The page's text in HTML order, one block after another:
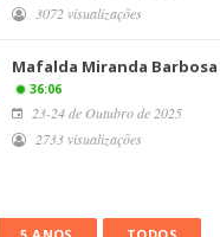
3072 visualizações
Mafalda Miranda Barbosa
36:06
23-24 de Outubro de 2025
2733 visualizações